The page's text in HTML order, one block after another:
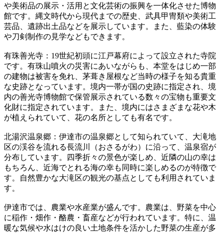
や美術品の展示・活用と文化芸術の振興を一体化させた博物
館です。縄文時代から現代までの歴史、武具甲冑類や美術工
芸品、遺跡出土品などを展示しています。また、藍染の体験
や刀剣制作の見学などもできます。
有珠善光寺：19世紀初頭に江戸幕府によって設立された寺院
です。有珠山噴火の災害にあいながらも、本堂をはじめ一部
の建物は被害を免れ、茅葺き屋根など当時の様子を知る貴重
な史跡となっています。境内一帯が国の史跡に指定され、境
内の善光寺博物館で保管展示されている数々の宝物も重要文
化財に指定されています。また、境内にはさまざまな花や木
が植えられていて、花の名所としても有名です。
北湯沢温泉郷：伊達市の温泉郷として知られていて、大滝地
区の渓谷を流れる長流川（おさるがわ）に沿って、温泉宿が
分布しています。四季折々の景色が楽しめ、近隣の山の幸は
もちろん、近海でとれる海の幸も同時に楽しめるのが特徴で
す。自然豊かな大滝区の観光の基点としても利用されていま
す。
伊達市では、農業や水産業が盛んです。農業は、野菜を中心
に稲作・畑作・酪農・畜産などが行われています。特に、温
暖な気候や水はけの良い土地条件を活かした野菜の生産が多